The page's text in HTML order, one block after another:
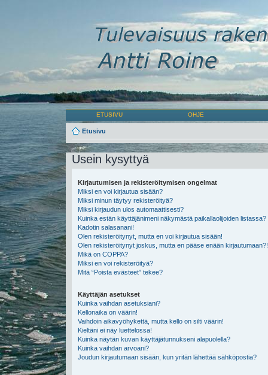
ETUSIVU OHJE
Etusivu
Usein kysyttyä
Kirjautumisen ja rekisteröitymisen ongelmat
Miksi en voi kirjautua sisään?
Miksi minun täytyy rekisteröityä?
Miksi kirjaudun ulos automaattisesti?
Kuinka estän käyttäjänimeni näkymästä paikallaolijoiden listassa?
Kadotin salasanani!
Olen rekisteröitynyt, mutta en voi kirjautua sisään!
Olen rekisteröitynyt joskus, mutta en pääse enään kirjautumaan?!
Mikä on COPPA?
Miksi en voi rekisteröityä?
Mitä “Poista evästeet” tekee?
Käyttäjän asetukset
Kuinka vaihdan asetuksiani?
Kellonaika on väärin!
Vaihdoin aikavyöhykettä, mutta kello on silti väärin!
Kieltäni ei näy luettelossa!
Kuinka näytän kuvan käyttäjätunnukseni alapuolella?
Kuinka vaihdan arvoani?
Joudun kirjautumaan sisään, kun yritän lähettää sähköpostia?